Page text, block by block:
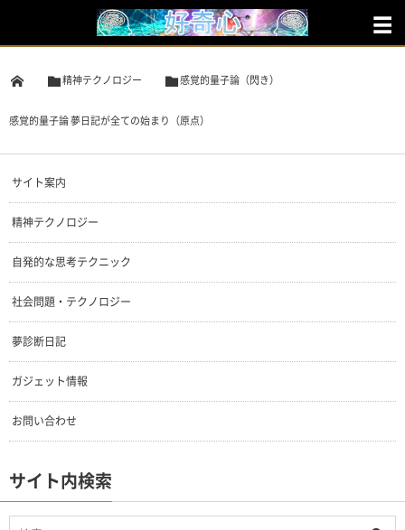
精神テクノロジー 感覚的量子論（閃き）
感覚的量子論 夢日記が全ての始まり（原点）
サイト案内
精神テクノロジー
自発的な思考テクニック
社会問題・テクノロジー
夢診断日記
ガジェット情報
お問い合わせ
サイト内検索